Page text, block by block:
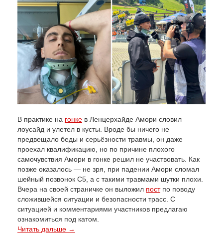
В практике на гонке в Ленцерхайде Амори словил
лоусайд и улетел в кусты. Вроде бы ничего не
предвещало беды и серьёзности травмы, он даже
проехал квалификацию, но по причине плохого
самочувствия Амори в гонке решил не участвовать. Как
позже оказалось — не зря, при падении Амори сломал
шейный позвонок С5, а с такими травмами шутки плохи.
Вчера на своей страничке он выложил постпо поводу
сложившейся ситуации и безопасности трасс. С
ситуацией и комментариями участников предлагаю
ознакомиться под катом.
Читать дальше →